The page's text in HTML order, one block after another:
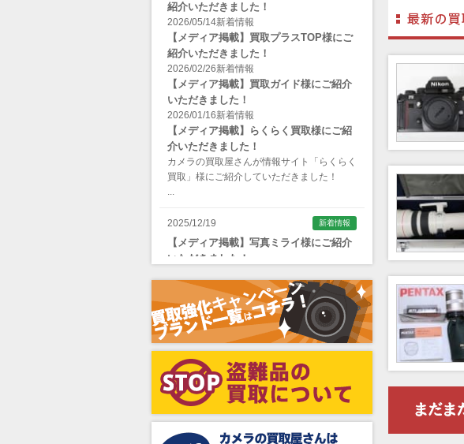
ALT（アルト）
ANGENIEUX (アンジェニュー)
ANSCO（アンスコ）
Antonio Gatto（アントニオ・ガット）
Apple（アップル）
AQUAPAC （アクアパック）
ARAX（アラクス）
ARNUVO（アルヌボ）
ARTISAN&ARTIST (アルティザンアン
ドアーティスト)
Aska（アスカ/飛鳥）
ATOMOS（アトモス）
AVENON（アベノン）
Awagami Factory（アワガミファクトリ
ー）
紹介いただきました！
2026/05/14新着情報
【メディア掲載】買取プラスTOP様にご
紹介いただきました！
2026/02/26新着情報
【メディア掲載】買取ガイド様にご紹介
いただきました！
2026/01/16新着情報
【メディア掲載】らくらく買取様にご紹
介いただきました！
カメラの買取屋さんが情報サイト「らくらく
買取」様にご紹介していただきました！
...
2025/12/19 新着情報
【メディア掲載】写真ミライ様にご紹介
いただきました！
イ」様にご紹介していただきました！
...